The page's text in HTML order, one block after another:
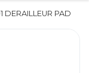
DERAILLEUR PAD